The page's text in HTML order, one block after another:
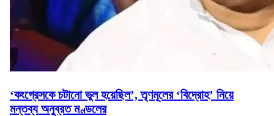
‘কংগ্রেসকে চটানো ভুল হয়েছিল’, তৃণমূলের ‘বিদ্রোহ’ নিয়ে
মন্তব্য অনুব্রত মণ্ডলের